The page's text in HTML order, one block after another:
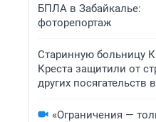
БПЛА в Забайкалье:
фоторепортаж
Старинную больницу
Креста защитили от
других посягательств
«Ограничения —